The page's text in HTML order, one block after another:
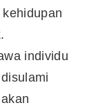
individu